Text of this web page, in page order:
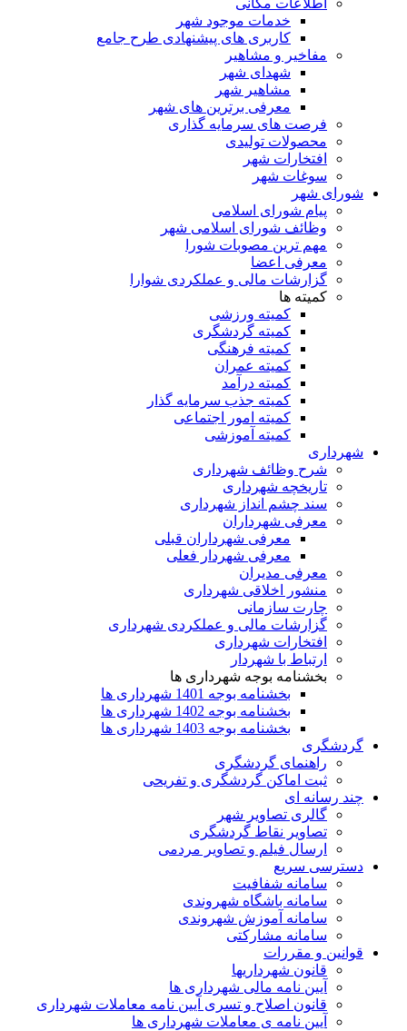
اطلاعات مکانی
خدمات موجود شهر
کاربری های پیشنهادی طرح جامع
مفاخیر و مشاهیر
شهدای شهر
مشاهیر شهر
معرفی برترین های شهر
فرصت های سرمایه گذاری
محصولات تولیدی
افتخارات شهر
سوغات شهر
شورای شهر
پیام شورای اسلامی
وظائف شورای اسلامی شهر
مهم ترین مصوبات شورا
معرفی اعضا
گزارشات مالی و عملکردی شوارا
کمیته ها
کمیته ورزشی
کمیته گردشگری
کمیته فرهنگی
کمیته عمران
کمیته درآمد
کمیته جذب سرمایه گذار
کمیته امور اجتماعی
کمیته آموزشی
شهرداری
شرح وظائف شهرداری
تاریخچه شهرداری
سند چشم انداز شهرداری
معرفی شهرداران
معرفی شهرداران قبلی
معرفی شهردار فعلی
معرفی مدیران
منشور اخلاقی شهرداری
چارت سازمانی
گزارشات مالی و عملکردی شهرداری
افتخارات شهرداری
ارتباط با شهردار
بخشنامه بوجه شهرداری ها
بخشنامه بوجه 1401 شهرداری ها
بخشنامه بوجه 1402 شهرداری ها
بخشنامه بوجه 1403 شهرداری ها
گردشگری
راهنمای گردشگری
ثبت اماکن گردشگری و تفریحی
چند رسانه ای
گالری تصاویر شهر
تصاویر نقاط گردشگری
ارسال فیلم و تصاویر مردمی
دسترسی سریع
سامانه شفافیت
سامانه باشگاه شهروندی
سامانه آموزش شهروندی
سامانه مشارکتی
قوانین و مقررات
قانون شهرداریها
آیین نامه مالی شهرداری ها
قانون اصلاح و تسری آیین نامه معاملات شهرداری
آیین نامه ی معاملات شهرداری ها